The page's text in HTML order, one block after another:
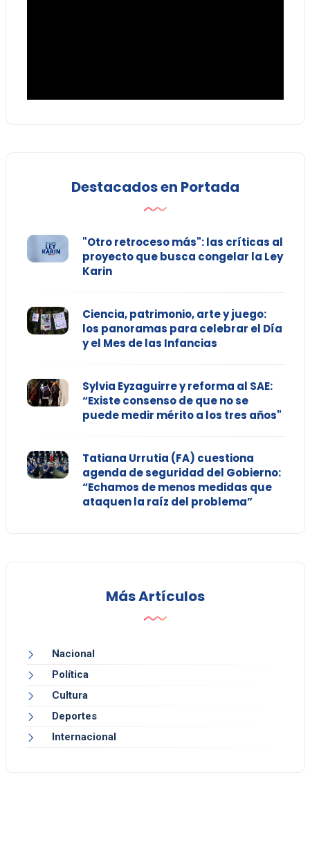
Destacados en Portada
"Otro retroceso más": las críticas al
proyecto que busca congelar la Ley
Karin
Ciencia, patrimonio, arte y juego:
los panoramas para celebrar el Día
y el Mes de las Infancias
Sylvia Eyzaguirre y reforma al SAE:
“Existe consenso de que no se
puede medir mérito a los tres años"
Tatiana Urrutia (FA) cuestiona
agenda de seguridad del Gobierno:
“Echamos de menos medidas que
ataquen la raíz del problema”
Más Artículos
Nacional
Política
Cultura
Deportes
Internacional